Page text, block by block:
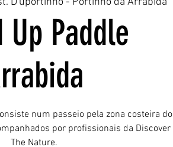
Up Paddle
num passeio pela zona costeira do
por profissionais da Discover
The Nature.